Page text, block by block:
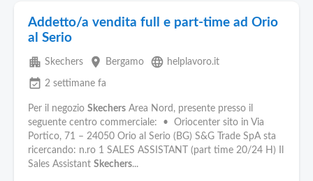
Addetto/a vendita full e part-time ad Orio
al Serio
apartment Skechers place Bergamo language helplavoro.it
event_available 2 settimane fa
Per il negozio Skechers Area Nord, presente presso il
seguente centro commerciale: • Oriocenter sito in Via
Portico, 71 – 24050 Orio al Serio (BG) S&G Trade SpA sta
ricercando: n.ro 1 SALES ASSISTANT (part time 20/24 H) Il
Sales Assistant Skechers...